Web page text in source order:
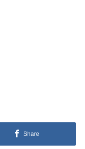
Share